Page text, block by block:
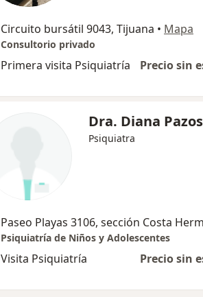
Circuito bursátil 9043, Tijuana • Mapa
Consultorio privado
Primera visita Psiquiatría Precio sin
Dra. Diana Pazos
Psiquiatra
Psiquiatría de Niños y Adolescentes
Visita Psiquiatría Precio sin